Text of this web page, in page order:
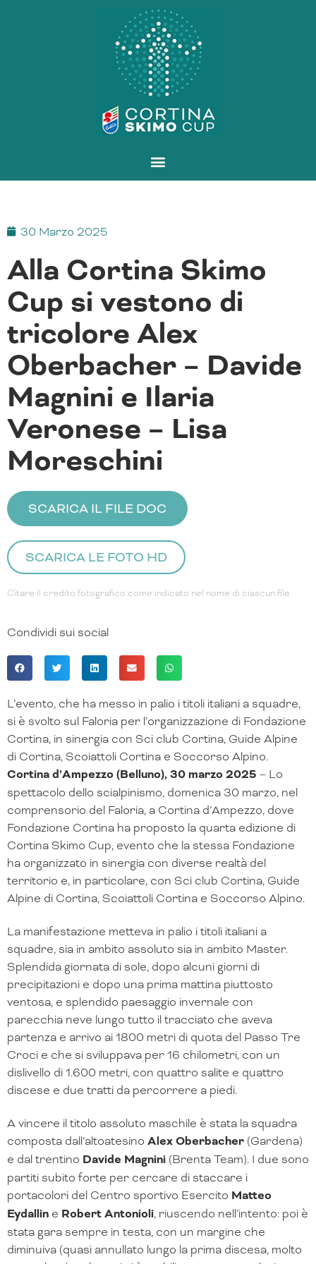
30 Marzo 2025
Alla Cortina Skimo
Cup si vestono di
tricolore Alex
Oberbacher – Davide
Magnini e Ilaria
Veronese – Lisa
Moreschini
SCARICA IL FILE DOC
SCARICA LE FOTO HD
Citare il credito fotografico come indicato nel nome di ciascun file
Condividi sui social
L’evento, che ha messo in palio i titoli italiani a squadre,
si è svolto sul Faloria per l’organizzazione di Fondazione
Cortina, in sinergia con Sci club Cortina, Guide Alpine
di Cortina, Scoiattoli Cortina e Soccorso Alpino.
Cortina d’Ampezzo (Belluno), 30 marzo 2025 – Lo
spettacolo dello scialpinismo, domenica 30 marzo, nel
comprensorio del Faloria, a Cortina d’Ampezzo, dove
Fondazione Cortina ha proposto la quarta edizione di
Cortina Skimo Cup, evento che la stessa Fondazione
ha organizzato in sinergia con diverse realtà del
territorio e, in particolare, con Sci club Cortina, Guide
Alpine di Cortina, Scoiattoli Cortina e Soccorso Alpino.
La manifestazione metteva in palio i titoli italiani a
squadre, sia in ambito assoluto sia in ambito Master.
Splendida giornata di sole, dopo alcuni giorni di
precipitazioni e dopo una prima mattina piuttosto
ventosa, e splendido paesaggio invernale con
parecchia neve lungo tutto il tracciato che aveva
partenza e arrivo ai 1800 metri di quota del Passo Tre
Croci e che si sviluppava per 16 chilometri, con un
dislivello di 1.600 metri, con quattro salite e quattro
discese e due tratti da percorrere a piedi.
A vincere il titolo assoluto maschile è stata la squadra
composta dall’altoatesino Alex Oberbacher (Gardena)
e dal trentino Davide Magnini (Brenta Team). I due sono
partiti subito forte per cercare di staccare i
portacolori del Centro sportivo Esercito Matteo
Eydallin e Robert Antonioli, riuscendo nell’intento: poi è
stata gara sempre in testa, con un margine che
diminuiva (quasi annullato lungo la prima discesa, molto